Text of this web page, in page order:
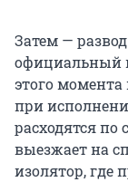
Затем —
официальный
этого
при
расходятся
выезжает на
изолятор, где